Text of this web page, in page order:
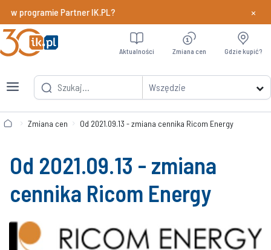
w programie Partner IK.PL? Dowiedz
×
Wszędzie
Aktualności Zmiana cen Gdzie kupić?
Zmiana cen Od 2021.09.13 - zmiana cennika Ricom Energy
Od 2021.09.13 - zmiana
cennika Ricom Energy